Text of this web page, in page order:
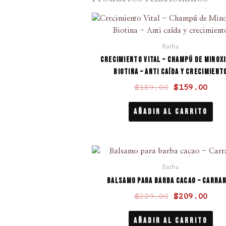
Barba
Crecimiento Vital – Champú de
Biotina – Anti caída y
$189.00
El
precio
era:
$189.00.
$159.00
El
Añadir Al Carrito
Barba
Balsamo para barba cacao –
$229.00
El
precio
era:
$229.00.
$209.00
El
es:
Añadir Al Carrito